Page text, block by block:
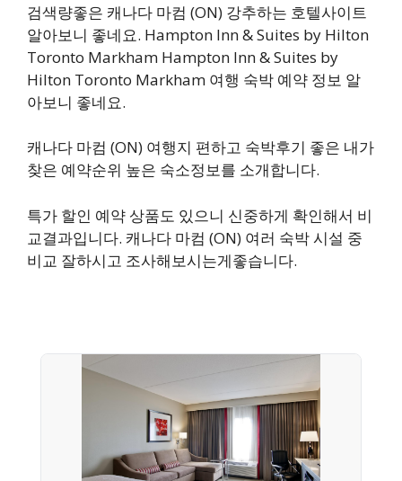
검색량좋은 캐나다 마컴 (ON) 강추하는 호텔사이트
알아보니 좋네요. Hampton Inn & Suites by Hilton
Toronto Markham Hampton Inn & Suites by
Hilton Toronto Markham 여행 숙박 예약 정보 알
아보니 좋네요.
캐나다 마컴 (ON) 여행지 편하고 숙박후기 좋은 내가
찾은 예약순위 높은 숙소정보를 소개합니다.
특가 할인 예약 상품도 있으니 신중하게 확인해서 비
교결과입니다. 캐나다 마컴 (ON) 여러 숙박 시설 중
비교 잘하시고 조사해보시는게좋습니다.